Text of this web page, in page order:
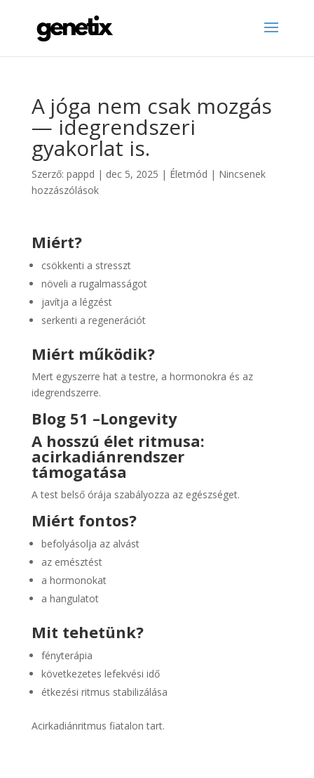
A jóga nem csak mozgás
— idegrendszeri
gyakorlat is.
Szerző: pappd | dec 5, 2025 | Életmód | Nincsenek
hozzászólások
Miért?
csökkenti a stresszt
növeli a rugalmasságot
javítja a légzést
serkenti a regenerációt
Miért működik?
Mert egyszerre hat a testre, a hormonokra és az
idegrendszerre.
Blog 51 –Longevity
A hosszú élet ritmusa:
acirkadiánrendszer
támogatása
A test belső órája szabályozza az egészséget.
Miért fontos?
befolyásolja az alvást
az emésztést
a hormonokat
a hangulatot
Mit tehetünk?
fényterápia
következetes lefekvési idő
étkezési ritmus stabilizálása
Acirkadiánritmus fiatalon tart.